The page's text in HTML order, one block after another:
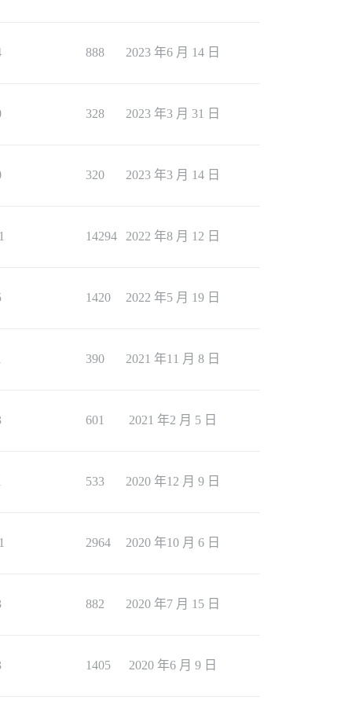
888 2023 年6 月 14 日
328 2023 年3 月 31 日
320 2023 年3 月 14 日
14294 2022 年8 月 12 日
1420 2022 年5 月 19 日
390 2021 年11 月 8 日
601 2021 年2 月 5 日
533 2020 年12 月 9 日
2964 2020 年10 月 6 日
882 2020 年7 月 15 日
1405 2020 年6 月 9 日